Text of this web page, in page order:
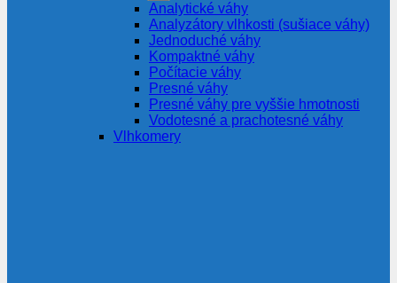
Analytické váhy
Analyzátory vlhkosti (sušiace váhy)
Jednoduché váhy
Kompaktné váhy
Počítacie váhy
Presné váhy
Presné váhy pre vyššie hmotnosti
Vodotesné a prachotesné váhy
Vlhkomery